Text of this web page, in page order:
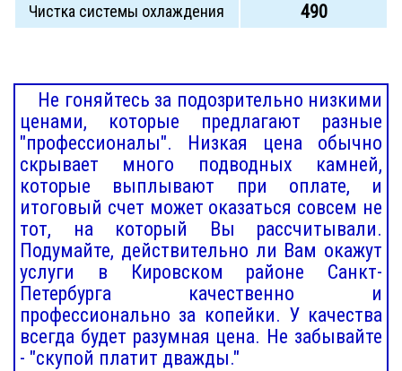
Чистка системы охлаждения 490
Не гоняйтесь за подозрительно низкими
ценами, которые предлагают разные
"профессионалы". Низкая цена обычно
скрывает много подводных камней,
которые выплывают при оплате, и
итоговый счет может оказаться совсем не
тот, на который Вы рассчитывали.
Подумайте, действительно ли Вам окажут
услуги в Кировском районе Санкт-
Петербурга качественно и
профессионально за копейки. У качества
всегда будет разумная цена. Не забывайте
- "скупой платит дважды."